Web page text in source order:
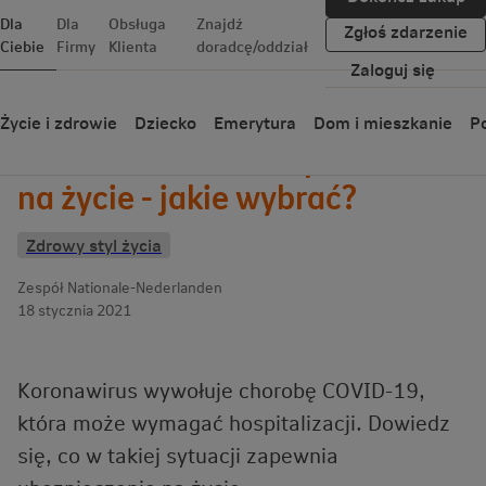
Dla
Ciebie
Dla
Firmy
Obsługa
Klienta
Znajdź
doradcę/oddział
Zgłoś zdarzenie
Zaloguj się
Życie i zdrowie Dziecko Emerytura Dom i mieszkanie
Wróć
na życie - jakie wybrać?
Zdrowy styl życia
Zespół Nationale-Nederlanden
18 stycznia 2021
Koronawirus wywołuje chorobę COVID-19,
która może wymagać hospitalizacji. Dowiedz
się, co w takiej sytuacji zapewnia